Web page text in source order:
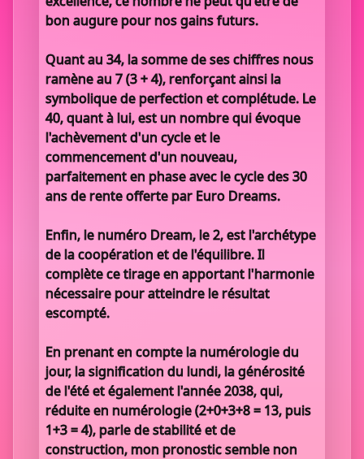
bon augure pour nos gains futurs.
Quant au 34, la somme de ses chiffres nous
ramène au 7 (3 + 4), renforçant ainsi la
symbolique de perfection et complétude. Le
40, quant à lui, est un nombre qui évoque
l'achèvement d'un cycle et le
commencement d'un nouveau,
parfaitement en phase avec le cycle des 30
ans de rente offerte par Euro Dreams.
Enfin, le numéro Dream, le 2, est l'archétype
de la coopération et de l'équilibre. Il
complète ce tirage en apportant l'harmonie
nécessaire pour atteindre le résultat
escompté.
En prenant en compte la numérologie du
jour, la signification du lundi, la générosité
de l'été et également l'année 2038, qui,
réduite en numérologie (2+0+3+8 = 13, puis
1+3 = 4), parle de stabilité et de
construction, mon pronostic semble non